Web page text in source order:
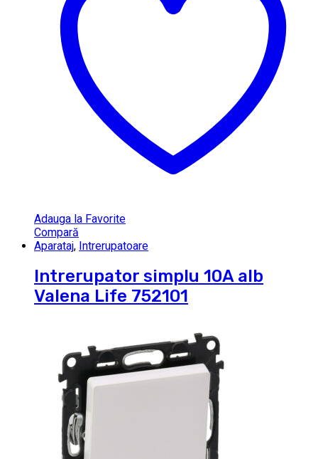
Adauga la Favorite
Compară
Aparataj, Intrerupatoare
Intrerupator simplu 10A alb
Valena Life 752101